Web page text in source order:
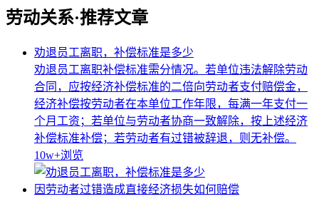
劳动关系·推荐文章
劝退员工离职，补偿标准是多少
劝退员工离职补偿标准需分情况。若单位违法解除劳动
合同，应按经济补偿标准的二倍向劳动者支付赔偿金，
经济补偿按劳动者在本单位工作年限，每满一年支付一
个月工资；若单位与劳动者协商一致解除，按上述经济
补偿标准补偿；若劳动者有过错被辞退，则无补偿。
10w+浏览
因劳动者过错造成直接经济损失如何赔偿